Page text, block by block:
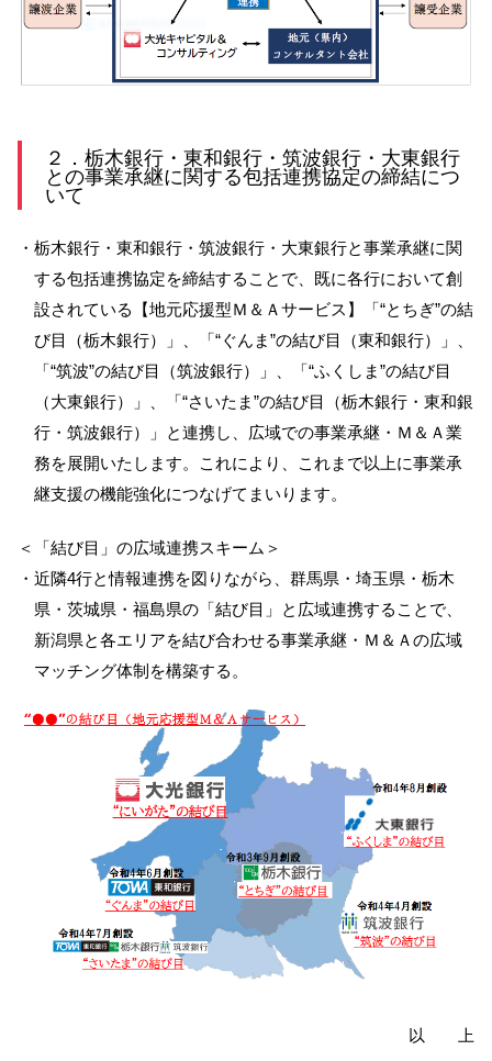
２．栃木銀行・東和銀行・筑波銀行・大東銀行
との事業承継に関する包括連携協定の締結につ
いて
・栃木銀行・東和銀行・筑波銀行・大東銀行と事業承継に関
する包括連携協定を締結することで、既に各行において創
設されている【地元応援型Ｍ＆Ａサービス】「“とちぎ”の結
び目（栃木銀行）」、「“ぐんま”の結び目（東和銀行）」、
「“筑波”の結び目（筑波銀行）」、「“ふくしま”の結び目
（大東銀行）」、「“さいたま”の結び目（栃木銀行・東和銀
行・筑波銀行）」と連携し、広域での事業承継・Ｍ＆Ａ業
務を展開いたします。これにより、これまで以上に事業承
継支援の機能強化につなげてまいります。
＜「結び目」の広域連携スキーム＞
・近隣4行と情報連携を図りながら、群馬県・埼玉県・栃木
県・茨城県・福島県の「結び目」と広域連携することで、
新潟県と各エリアを結び合わせる事業承継・Ｍ＆Ａの広域
マッチング体制を構築する。
以 上